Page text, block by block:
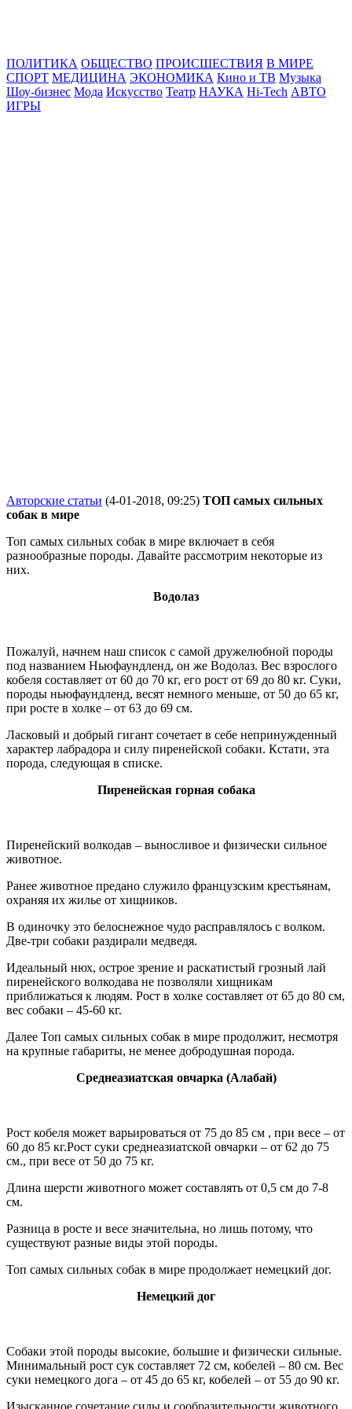
ПОЛИТИКА ОБЩЕСТВО ПРОИСШЕСТВИЯ В МИРЕ
СПОРТ МЕДИЦИНА ЭКОНОМИКА Кино и ТВ Музыка
Шоу-бизнес Мода Искусство Театр НАУКА Hi-Tech АВТО
ИГРЫ
Авторские статьи (4-01-2018, 09:25) ТОП самых сильных
собак в мире
Топ самых сильных собак в мире включает в себя
разнообразные породы. Давайте рассмотрим некоторые из
них.
Водолаз
Пожалуй, начнем наш список с самой дружелюбной породы
под названием Ньюфаундленд, он же Водолаз. Вес взрослого
кобеля составляет от 60 до 70 кг, его рост от 69 до 80 кг. Суки,
породы ньюфаундленд, весят немного меньше, от 50 до 65 кг,
при росте в холке – от 63 до 69 см.
Ласковый и добрый гигант сочетает в себе непринужденный
характер лабрадора и силу пиренейской собаки. Кстати, эта
порода, следующая в списке.
Пиренейская горная собака
Пиренейский волкодав – выносливое и физически сильное
животное.
Ранее животное предано служило французским крестьянам,
охраняя их жилье от хищников.
В одиночку это белоснежное чудо расправлялось с волком.
Две-три собаки раздирали медведя.
Идеальный нюх, острое зрение и раскатистый грозный лай
пиренейского волкодава не позволяли хищникам
приближаться к людям. Рост в холке составляет от 65 до 80 см,
вес собаки – 45-60 кг.
Далее Топ самых сильных собак в мире продолжит, несмотря
на крупные габариты, не менее добродушная порода.
Среднеазиатская овчарка (Алабай)
Рост кобеля может варьироваться от 75 до 85 см , при весе – от
60 до 85 кг.Рост суки среднеазиатской овчарки – от 62 до 75
см., при весе от 50 до 75 кг.
Длина шерсти животного может составлять от 0,5 см до 7-8
см.
Разница в росте и весе значительна, но лишь потому, что
существуют разные виды этой породы.
Топ самых сильных собак в мире продолжает немецкий дог.
Немецкий дог
Собаки этой породы высокие, большие и физически сильные.
Минимальный рост сук составляет 72 см, кобелей – 80 см. Вес
суки немецкого дога – от 45 до 65 кг, кобелей – от 55 до 90 кг.
Изысканное сочетание силы и сообразительности животного,